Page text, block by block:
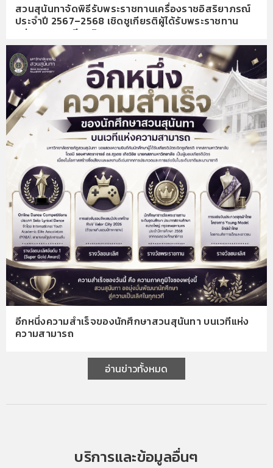
สวนสุนันทาจัดพิธีรับพระราชทานเครื่องราชอิสริยาภรณ์
ประจำปี 2567–2568 เชิดชูเกียรติผู้ได้รับพระราชทาน
อย่างสมพระเกียรติ
อีกหนึ่งความสำเร็จของนักศึกษาสวนสุนันทา บนเวทีแห่ง
ความสามารถ
อ่านข่าวทั้งหมด
บริการและข้อมูลอื่นๆ